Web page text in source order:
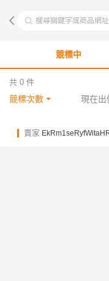
搜尋關鍵字或商品網址
競標中
共 0 件
競標次數 現在出
賣家